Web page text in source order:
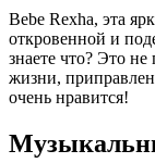
Bebe Rexha, эта
откровенной и
знаете что? Это не
жизни,
очень нравится!